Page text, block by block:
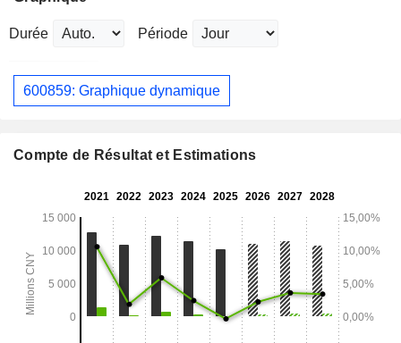
Durée Période
600859: Graphique dynamique
Compte de Résultat et Estimations